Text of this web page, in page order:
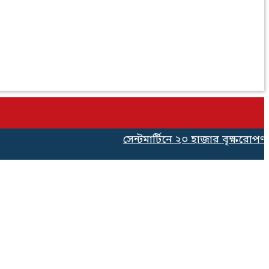
সেন্টমার্টিনে ২০ হাজার বৃক্ষরোপণ